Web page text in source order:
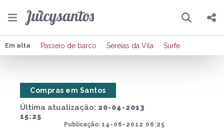
Pesquisar
Compartilhar
Em alta Passeio de barco Sereias da Vila Surfe
Última atualização: 20-04-2013
15:25
Publicação: 14-06-2012 06:25
Compras em Santos